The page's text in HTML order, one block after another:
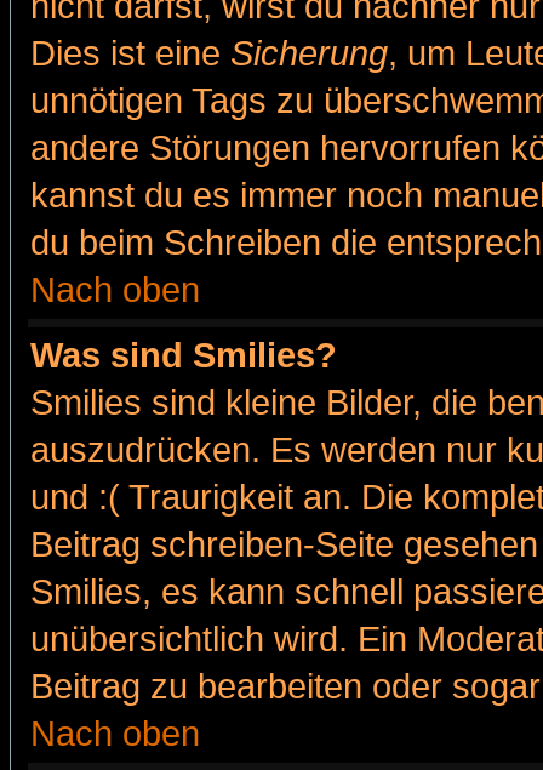
Dies ist eine Sicherung, um
unnötigen Tags zu
andere Störungen hervorrufen
kannst du es immer noch
du beim Schreiben die
Nach oben
Was sind Smilies?
Smilies sind kleine Bilder, die
auszudrücken. Es werden nur
und :( Traurigkeit an. Die
Beitrag schreiben-Seite
Smilies, es kann schnell
unübersichtlich wird. Ein
Beitrag zu bearbeiten oder
Nach oben